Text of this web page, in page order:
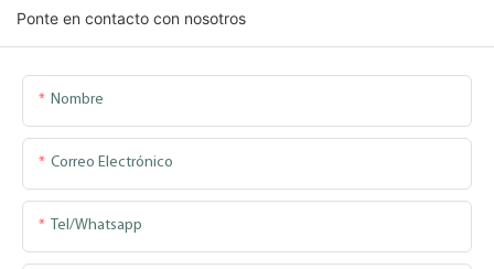
Ponte en contacto con nosotros
Nombre
Correo Electrónico
Tel/whatsapp